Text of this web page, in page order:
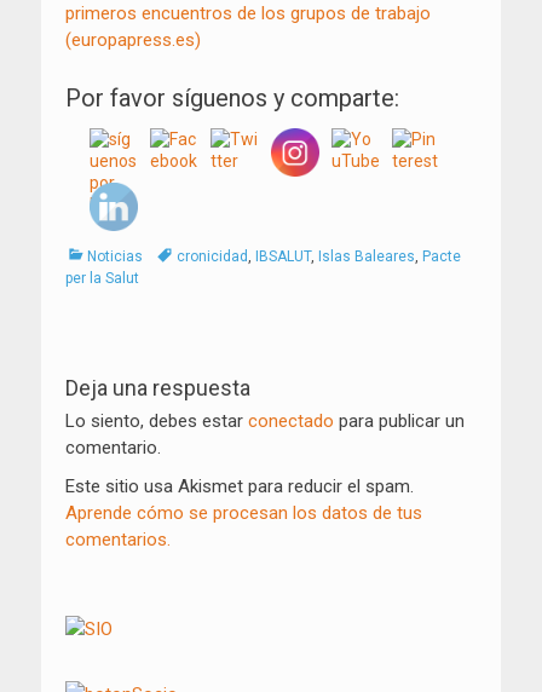
primeros encuentros de los grupos de trabajo
(europapress.es)
Por favor síguenos y comparte:
Categorías
Noticias Tagscronicidad, IBSALUT, Islas Baleares, Pacte
per la Salut
de
entradas
Deja una respuesta
Lo siento, debes estar conectado para publicar un
comentario.
Este sitio usa Akismet para reducir el spam.
Aprende cómo se procesan los datos de tus
comentarios.